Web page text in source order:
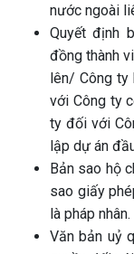
nước ngoài
Quyết định
đồng thành
lên/ Công ty
với Công ty
ty đối với
lập dự án
Bản sao hộ
sao giấy
là pháp nhân.
Văn bản uỷ